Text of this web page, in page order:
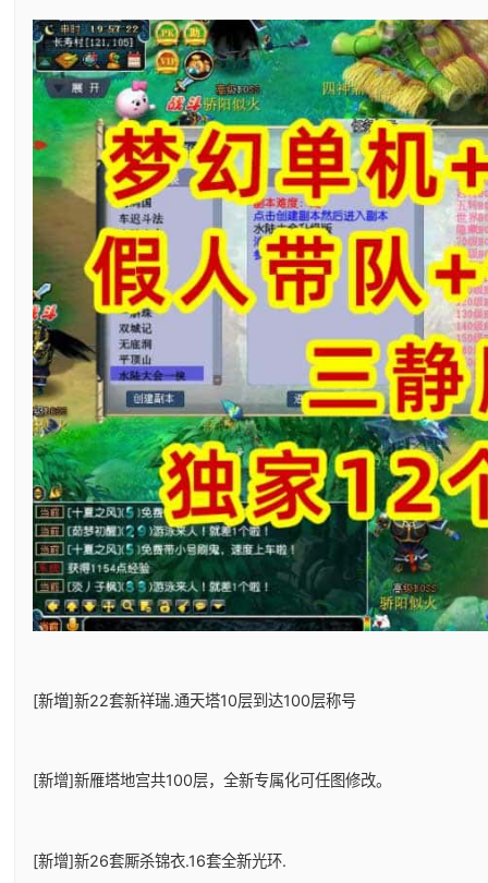
[新増]新22套新祥瑞.通天塔10层到达100层称号
[新增]新雁塔地宫共100层，全新专属化可任图修改。
[新增]新26套厮杀锦衣.16套全新光环.